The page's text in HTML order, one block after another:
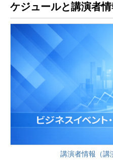
ケジュールと講演者情
講演者情報（講